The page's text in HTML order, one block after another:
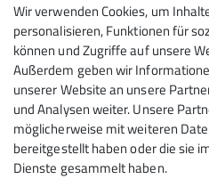
Wir verwenden Cookies, um
personalisieren, Funktionen für
können und Zugriffe auf unsere
Außerdem geben wir
unserer Website an unsere
und Analysen weiter. Unsere
möglicherweise mit weiteren
bereitgestellt haben oder die sie
Dienste gesammelt haben.